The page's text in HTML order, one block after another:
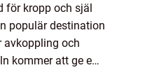
för kropp och själ
populär destination
avkoppling och
kommer att ge en